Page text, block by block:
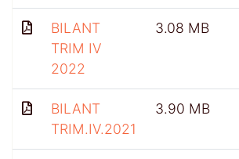
BILANT
TRIM IV
2022
3.08 MB
BILANT
TRIM.IV.2021
3.90 MB